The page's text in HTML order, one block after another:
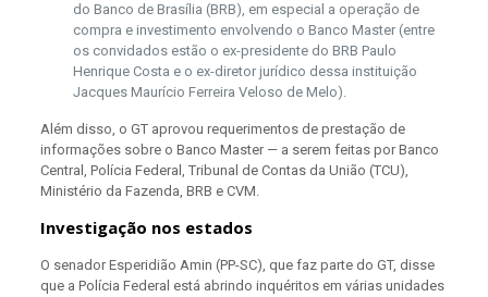
do Banco de Brasília (BRB), em especial a operação de
compra e investimento envolvendo o Banco Master (entre
os convidados estão o ex-presidente do BRB Paulo
Henrique Costa e o ex-diretor jurídico dessa instituição
Jacques Maurício Ferreira Veloso de Melo).
Além disso, o GT aprovou requerimentos de prestação de
informações sobre o Banco Master — a serem feitas por Banco
Central, Polícia Federal, Tribunal de Contas da União (TCU),
Ministério da Fazenda, BRB e CVM.
Investigação nos estados
O senador Esperidião Amin (PP-SC), que faz parte do GT, disse
que a Polícia Federal está abrindo inquéritos em várias unidades